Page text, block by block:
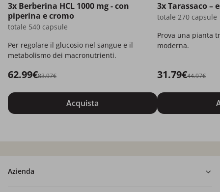
3x Berberina HCL 1000 mg - con
piperina e cromo
totale 540 capsule
Per regolare il glucosio nel sangue e il
metabolismo dei macronutrienti.
62.99€83.97€
Acquista
3x Tarassaco –
totale 270 capsule
Prova una pianta
moderna.
31.79€44.97€
Azienda